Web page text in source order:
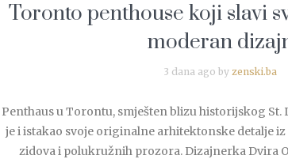
Toronto penthouse koji slavi
moderan
3 dana ago by zenski.ba
Penthaus u Torontu, smješten blizu historijskog St.
je i istakao svoje originalne arhitektonske detalje
zidova i polukružnih prozora. Dizajnerka Dvira